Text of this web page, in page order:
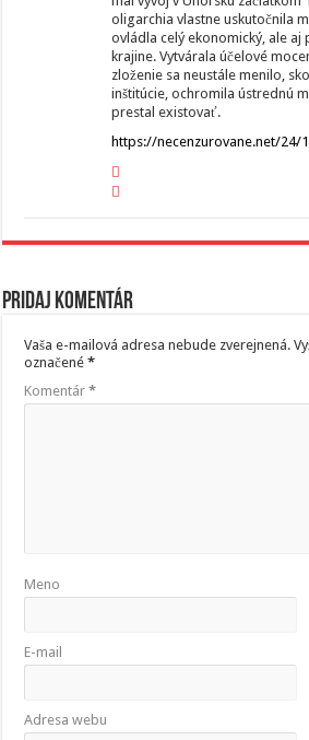
oligarchia vlastne uskutočnila
ovládla celý ekonomický, ale
krajine. Vytvárala účelové
zloženie sa neustále menilo,
inštitúcie, ochromila ústrednú
prestal existovať.
https://necenzurovane.net/24/
Pridaj komentár
Vaša e-mailová adresa nebude zverejnená.
označené*
Komentár*
Meno
E-mail
Adresa webu